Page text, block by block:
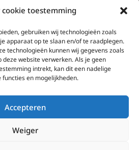
cookie toestemming
gebruiken wij technologieën zoals
apparaat op te slaan en/of te raadplegen.
technologieën kunnen wij gegevens zoals
website verwerken. Als je geen
intrekt, kan dit een nadelige
functies en mogelijkheden.
Accepteren
Weiger